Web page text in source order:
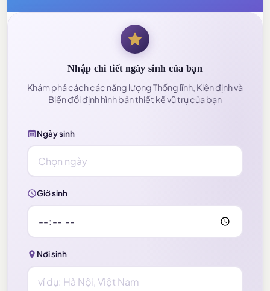
Nhập chi tiết ngày sinh của bạn
Khám phá cách các năng lượng Thống lĩnh, Kiên định và
Biến đổi định hình bản thiết kế vũ trụ của bạn
Ngày sinh
Giờ sinh
Nơi sinh